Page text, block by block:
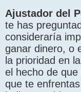
Ajustador del
te has
consideraría
ganar dinero, o
la prioridad en
el hecho de
que te